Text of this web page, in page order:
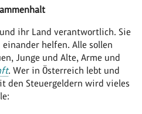
ihr Land verantwortlich. Sie
helfen. Alle sollen
Junge und Alte, Arme und
. Wer in Österreich lebt und
den Steuergeldern wird vieles